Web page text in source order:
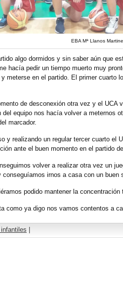
EBA Mª Llanos
algo dormidos y sin saber aún que
hacía pedir un tiempo muerto muy
meterse en el partido. El primer cuarto
de desconexión otra vez y el UCA
del equipo nos hacía volver a meternos
marcador.
y realizando un regular tercer cuarto el
ante el buen momento en el partido
volver a realizar otra vez un
conseguíamos irnos a casa con un buen
podido mantener la
como ya digo nos vamos contentos a
|